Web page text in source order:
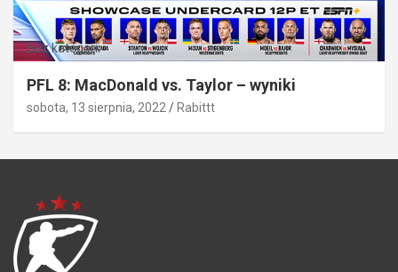
Bez kategorii
PFL 8: MacDonald vs. Taylor – wyniki
sobota, 13 sierpnia, 2022 Rabittt